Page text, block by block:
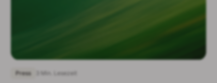
Press 3 Min. Lesezeit